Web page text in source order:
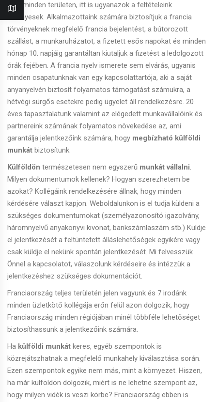
Mint minden területen, itt is ugyanazok a feltételeink
érvényesek. Alkalmazottaink számára biztosítjuk a francia
törvényeknek megfelelő francia bejelentést, a bútorozott
szállást, a munkaruházatot, a fizetett esős napokat és minden
hónap 10. napjáig garantáltan kiutaljuk a fizetést a ledolgozott
órák fejében. A francia nyelv ismerete sem elvárás, ugyanis
minden csapatunknak van egy kapcsolattartója, aki a saját
anyanyelvén biztosít folyamatos támogatást számukra, a
hétvégi sürgős esetekre pedig ügyelet áll rendelkezésre. 20
éves tapasztalatunk valamint az elégedett munkavállalóink és
partnereink számának folyamatos növekedése az, ami
garantálja jelentkezőink számára, hogy megbízható külföldi
munkát biztosítunk.
Külföldön természetesen nem egyszerű munkát vállalni.
Milyen dokumentumok kellenek? Hogyan szerezhetem be
azokat? Kollégáink rendelkezésére állnak, hogy minden
kérdésére választ kapjon. Weboldalunkon is el tudja küldeni a
szükséges dokumentumokat (személyazonosító igazolvány,
háromnyelvű anyakönyvi kivonat, bankszámlaszám stb.) Küldje
el jelentkezését a feltüntetett álláslehetőségek egyikére vagy
csak küldje el nekünk spontán jelentkezését. Mi felvesszük
Önnel a kapcsolatot, válaszolunk kérdéseire és intézzük a
jelentkezéshez szükséges dokumentációt.
Franciaország teljes területén jelen vagyunk és 7 irodánk
minden üzletkötő kollégája erőn felül azon dolgozik, hogy
Franciaország minden régiójában minél többféle lehetőséget
biztosíthassunk a jelentkezőink számára.
Ha külföldi munkát keres, egyéb szempontok is
közrejátszhatnak a megfelelő munkahely kiválasztása során.
Ezen szempontok egyike nem más, mint a környezet. Hiszen,
ha már külföldön dolgozik, miért is ne lehetne szempont az,
hogy milyen vidék is veszi körbe? Franciaország ebben is